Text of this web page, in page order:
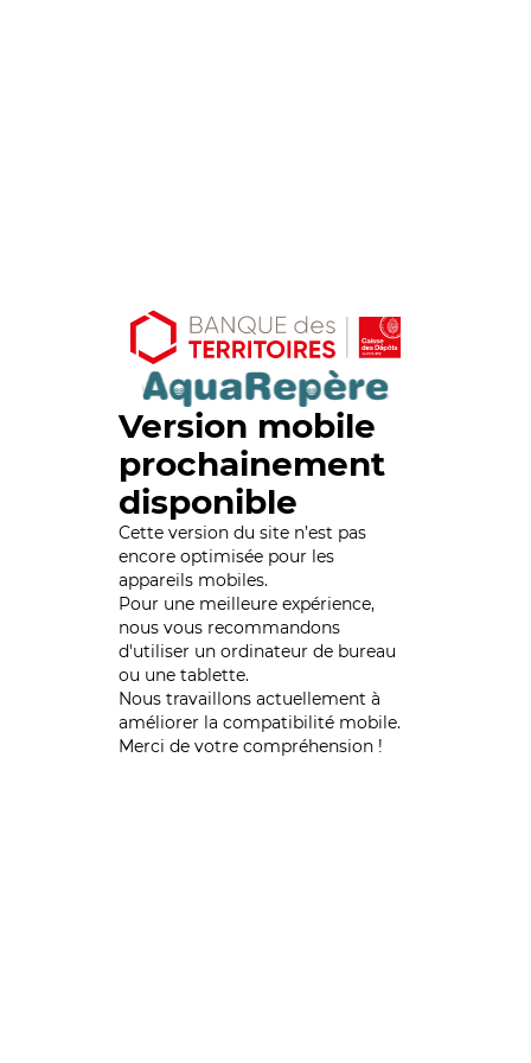
Version mobile
prochainement
disponible
Cette version du site n’est pas
encore optimisée pour les
appareils mobiles.
Pour une meilleure expérience,
nous vous recommandons
d'utiliser un ordinateur de bureau
ou une tablette.
Nous travaillons actuellement à
améliorer la compatibilité mobile.
Merci de votre compréhension !